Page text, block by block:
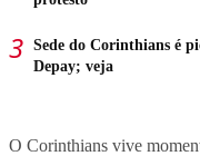
Sede do Corinthians é
Depay; veja
O Corinthians vive